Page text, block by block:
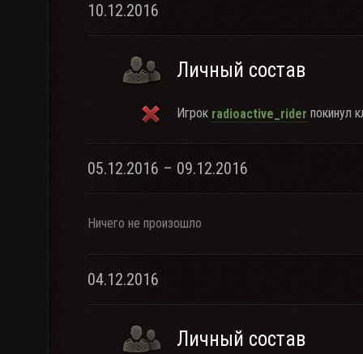
10.12.2016
Личный состав
Игрок radioactive_rider покинул
05.12.2016 – 09.12.2016
Ничего не произошло
04.12.2016
Личный состав